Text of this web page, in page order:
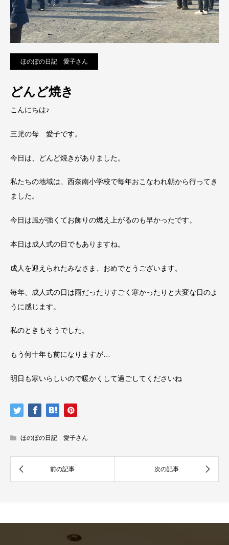
ほのぼの日記 愛子さん
どんど焼き
こんにちは♪
三児の母 愛子です。
今日は、どんど焼きがありました。
私たちの地域は、西奈南小学校で毎年おこなわれ朝から行ってき
ました。
今日は風が強くてお飾りの燃え上がるのも早かったです。
本日は成人式の日でもありますね。
成人を迎えられたみなさま、おめでとうございます。
毎年、成人式の日は雨だったりすごく寒かったりと大変な日のよ
うに感じます。
私のときもそうでした。
もう何十年も前になりますが…
明日も寒いらしいので暖かくして過ごしてくださいね
ほのぼの日記 愛子さん